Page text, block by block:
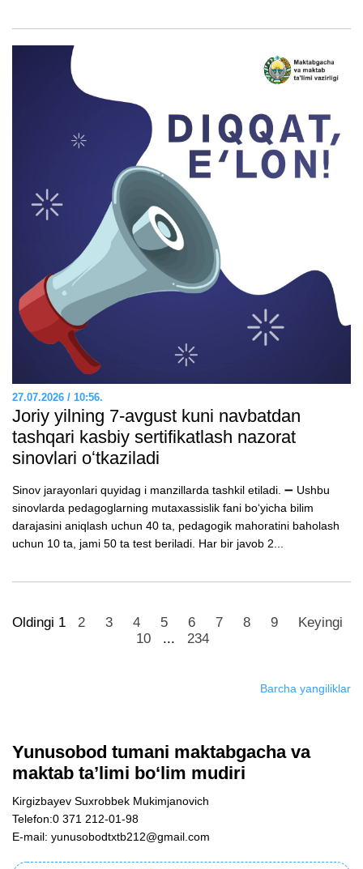
27.07.2026 / 10:56.
Joriy yilning 7-avgust kuni navbatdan
tashqari kasbiy sertifikatlash nazorat
sinovlari oʻtkaziladi
Sinov jarayonlari quyidag i manzillarda tashkil etiladi. ➖ Ushbu
sinovlarda pedagoglarning mutaxassislik fani boʻyicha bilim
darajasini aniqlash uchun 40 ta, pedagogik mahoratini baholash
uchun 10 ta, jami 50 ta test beriladi. Har bir javob 2...
Oldingi 1 2 3 4 5 6 7 8
9
10
... 234
Keyingi
Barcha yangiliklar
Yunusobod tumani maktabgacha va
maktab ta’limi bo‘lim mudiri
Kirgizbayev Suxrobbek Mukimjanovich
Telefon:0 371 212-01-98
E-mail: yunusobodtxtb212@gmail.com